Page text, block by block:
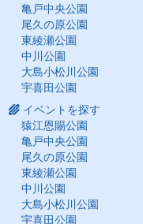
亀戸中央公園
尾久の原公園
東綾瀬公園
中川公園
大島小松川公園
宇喜田公園
イベントを探す
猿江恩賜公園
亀戸中央公園
尾久の原公園
東綾瀬公園
中川公園
大島小松川公園
宇喜田公園